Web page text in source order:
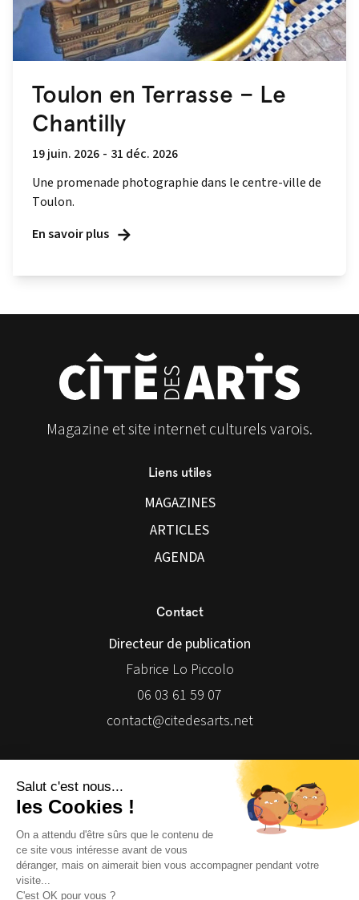
Toulon en Terrasse – Le
Chantilly
19 juin. 2026 - 31 déc. 2026
Une promenade photographie dans le centre-ville de
Toulon.
En savoir plus
Magazine et site internet culturels varois.
Liens utiles
MAGAZINES
ARTICLES
AGENDA
Contact
Directeur de publication
Fabrice Lo Piccolo
06 03 61 59 07
contact@citedesarts.net